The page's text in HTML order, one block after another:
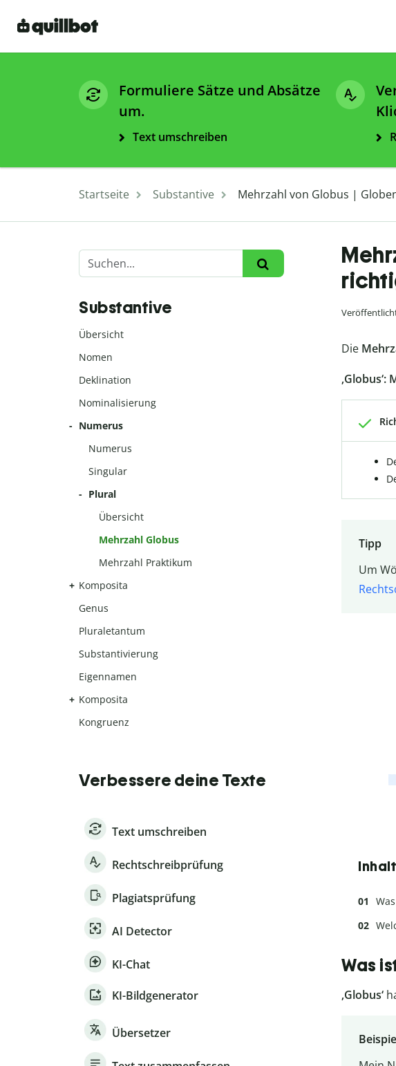
Formuliere Sätze und Absätze
um.
Text umschreiben
Startseite Substantive Mehrzahl von Globus |
Die
‚Globus‘:
Tipp
Um
Was
‚Globus‘
Substantive
Übersicht
Nomen
Deklination
Nominalisierung
Numerus
Numerus
Singular
Plural
Übersicht
Mehrzahl Globus
Mehrzahl Praktikum
Komposita
Genus
Pluraletantum
Substantivierung
Eigennamen
Komposita
Kongruenz
Verbessere deine Texte
Text umschreiben
Rechtschreibprüfung
Plagiatsprüfung
AI Detector
KI-Chat
KI-Bildgenerator
Übersetzer